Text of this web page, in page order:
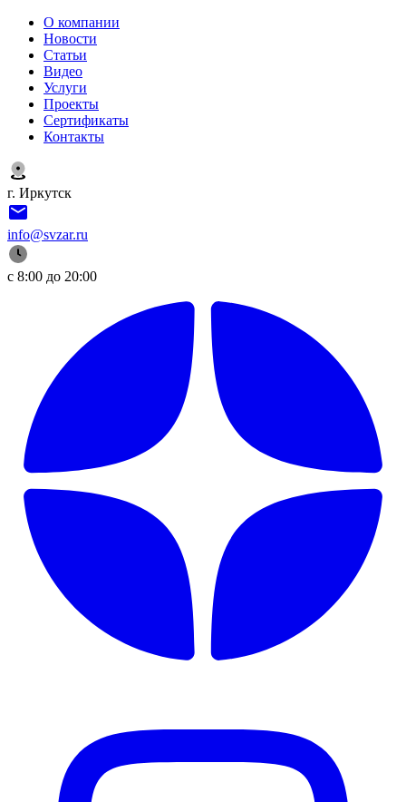
О компании
Новости
Статьи
Видео
Услуги
Проекты
Сертификаты
Контакты
г. Иркутск
info@svzar.ru
с 8:00 до 20:00